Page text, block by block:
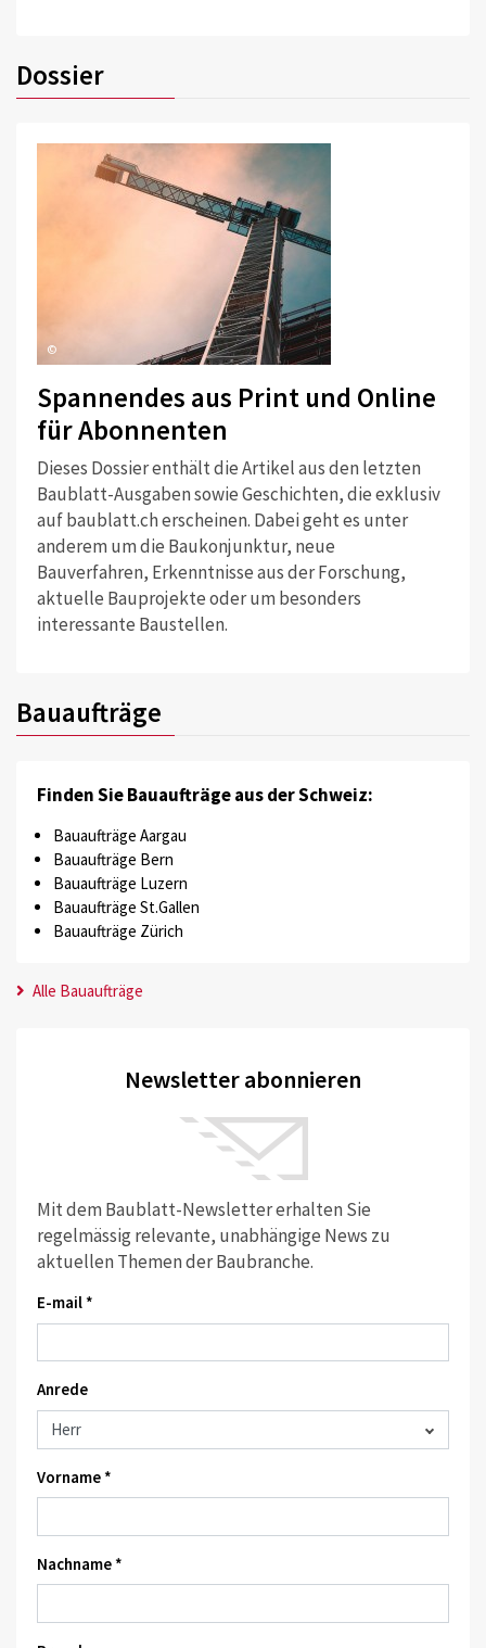
Dossier
©
Spannendes aus Print und Online
für Abonnenten
Dieses Dossier enthält die Artikel aus den letzten
Baublatt-Ausgaben sowie Geschichten, die exklusiv
auf baublatt.ch erscheinen. Dabei geht es unter
anderem um die Baukonjunktur, neue
Bauverfahren, Erkenntnisse aus der Forschung,
aktuelle Bauprojekte oder um besonders
interessante Baustellen.
Bauaufträge
Finden Sie Bauaufträge aus der Schweiz:
Bauaufträge Aargau
Bauaufträge Bern
Bauaufträge Luzern
Bauaufträge St.Gallen
Bauaufträge Zürich
Alle Bauaufträge
Newsletter abonnieren
Mit dem Baublatt-Newsletter erhalten Sie
regelmässig relevante, unabhängige News zu
aktuellen Themen der Baubranche.
E-mail *
Anrede
Vorname *
Nachname *